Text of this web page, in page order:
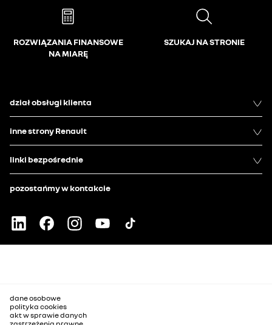
ROZWIĄZANIA FINANSOWE
NA MIARĘ
SZUKAJ NA STRONIE
dział obsługi klienta
inne strony Renault
linki bezpośrednie
pozostańmy w kontakcie
dane osobowe
polityka cookies
akt w sprawie danych